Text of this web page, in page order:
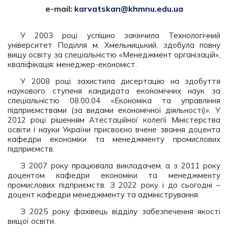
e-mail: karvatskan@khmnu.edu.ua
У 2003 році успішно закінчила Технологічний
університет Поділля м. Хмельницький, здобула повну
вищу освіту за спеціальністю «Менеджмент організацій»,
кваліфікація: менеджер-економіст.
У 2008 році захистила дисертацію на здобуття
наукового ступеня кандидата економічних наук за
спеціальністю 08.00.04 «Економіка та управління
підприємствами (за видами економічної діяльності)». У
2012 році рішенням Атестаційної колегії Міністерства
освіти і науки України присвоєно вчене звання доцента
кафедри економіки та менеджменту промислових
підприємств.
З 2007 року працювала викладачем, а з 2011 року
доцентом кафедри економіки та менеджменту
промислових підприємств. З 2022 року і до сьогодні –
доцент кафедри менеджменту та адміністрування.
З 2025 року фахівець відділу забезпечення якості
вищої освіти.